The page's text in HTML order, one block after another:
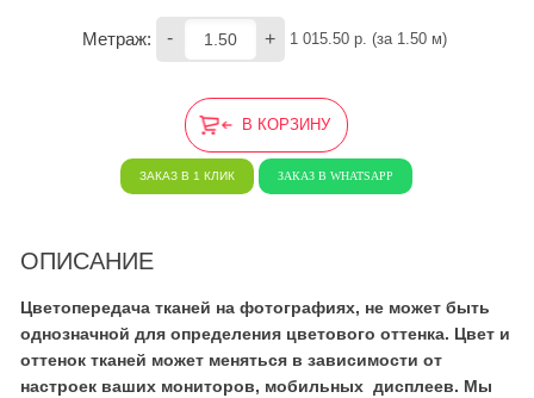
Метраж: - + 1 015.50 р. (за 1.50 м)
В КОРЗИНУ
ЗАКАЗ В 1 КЛИК ЗАКАЗ В WHATSAPP
ОПИСАНИЕ
Цветопередача тканей на фотографиях, не может быть
однозначной для определения цветового оттенка. Цвет и
оттенок тканей может меняться в зависимости от
настроек ваших мониторов, мобильных дисплеев. Мы